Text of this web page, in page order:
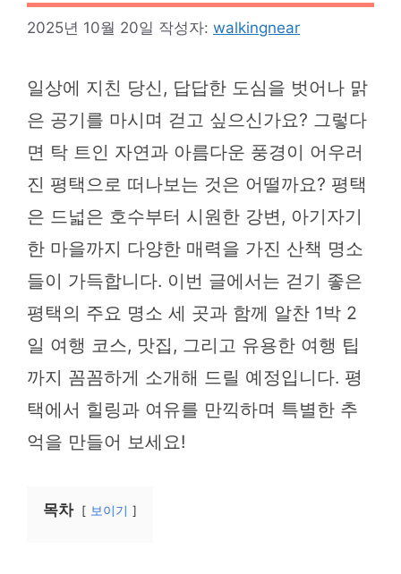
2025년 10월 20일 작성자: walkingnear
일상에 지친 당신, 답답한 도심을 벗어나 맑
은 공기를 마시며 걷고 싶으신가요? 그렇다
면 탁 트인 자연과 아름다운 풍경이 어우러
진 평택으로 떠나보는 것은 어떨까요? 평택
은 드넓은 호수부터 시원한 강변, 아기자기
한 마을까지 다양한 매력을 가진 산책 명소
들이 가득합니다. 이번 글에서는 걷기 좋은
평택의 주요 명소 세 곳과 함께 알찬 1박 2
일 여행 코스, 맛집, 그리고 유용한 여행 팁
까지 꼼꼼하게 소개해 드릴 예정입니다. 평
택에서 힐링과 여유를 만끽하며 특별한 추
억을 만들어 보세요!
목차 보이기